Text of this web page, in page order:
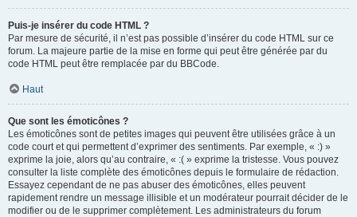
Puis-je insérer du code HTML ?
Par mesure de sécurité, il n’est pas possible d’insérer du code HTML sur ce
forum. La majeure partie de la mise en forme qui peut être générée par du
code HTML peut être remplacée par du BBCode.
Haut
Que sont les émoticônes ?
Les émoticônes sont de petites images qui peuvent être utilisées grâce à un
code court et qui permettent d’exprimer des sentiments. Par exemple, « :) »
exprime la joie, alors qu’au contraire, « :( » exprime la tristesse. Vous pouvez
consulter la liste complète des émoticônes depuis le formulaire de rédaction.
Essayez cependant de ne pas abuser des émoticônes, elles peuvent
rapidement rendre un message illisible et un modérateur pourrait décider de le
modifier ou de le supprimer complètement. Les administrateurs du forum